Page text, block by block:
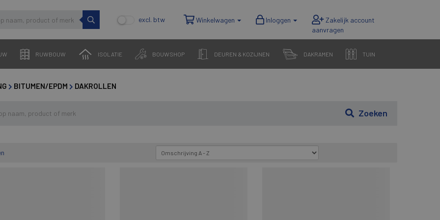
excl. btw Winkelwagen Inloggen
RUWBOUW ISOLATIE BOUWSHOP DEUREN & KOZIJNEN DAKRAMEN TUIN
BITUMEN/EPDM DAKROLLEN
Zoeken